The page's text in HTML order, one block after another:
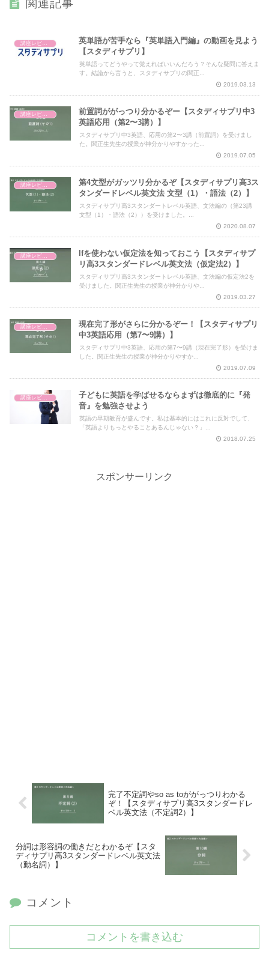
関連記事
講座レビュー
英単語が苦手なら『英単語入門編』の動画を見よう
【スタディサプリ】
英単語ってどうやって覚えればいいんだろう？そんな疑問に答えま
す。結論から言うと、スタディサプリの関正...
2019.03.13
講座レビュー
前置詞ががっつり分かるぞー【スタディサプリ中3
英語応用（第2〜3講）】
スタディサプリ中3英語、応用の第2〜3講（前置詞）を受けまし
た。関正生先生の授業が神分かりやすかった...
2019.07.05
講座レビュー
第4文型がガッツリ分かるぞ【スタディサプリ高3ス
タンダードレベル英文法 文型（1）・語法（2）】
スタディサプリ高3スタンダートレベル英語、文法編の（第23講
文型（1）・語法（2））を受けました。...
2020.08.07
講座レビュー
Ifを使わない仮定法を知っておこう【スタディサプ
リ高3スタンダードレベル英文法（仮定法2）】
スタディサプリ高3スタンダートレベル英語、文法編の仮定法2を
受けました。関正生先生の授業が神分かりや...
2019.03.27
講座レビュー
現在完了形がさらに分かるぞー！【スタディサプリ
中3英語応用（第7〜9講）】
スタディサプリ中3英語、応用の第7〜9講（現在完了形）を受けま
した。関正生先生の授業が神分かりやすか...
2019.07.09
子どもに英語を学ばせるならまずは徹底的に『発
音』を勉強させよう
英語の早期教育が盛んです。私は基本的にはこれに反対でして、
「英語よりもっとやることあるんじゃない？」...
2018.07.25
スポンサーリンク
完了不定詞やso as toががっつりわかる
ぞ！【スタディサプリ高3スタンダードレ
ベル英文法（不定詞2）】
分詞は形容詞の働きだとわかるぞ【スタ
ディサプリ高3スタンダードレベル英文法
（動名詞）】
コメント
コメントを書き込む